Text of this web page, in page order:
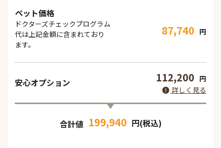
ペット価格
ドクターズチェックプログラム
代は上記金額に含まれており
ます。
87,740 円
安心オプション 112,200 円
詳しく見る
合計値 199,940 円(税込)